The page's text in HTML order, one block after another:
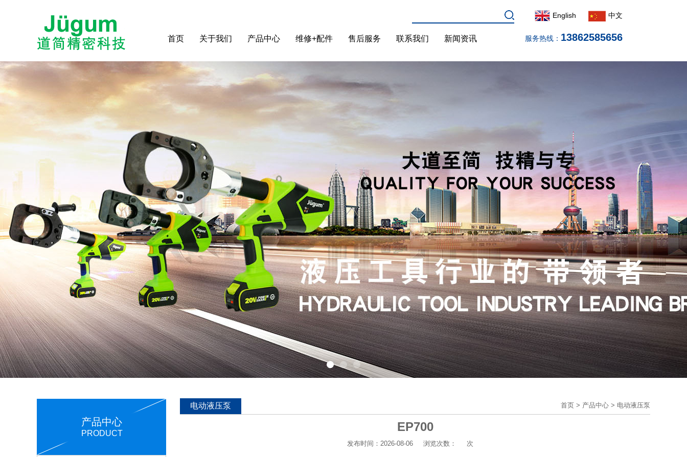
English 中文
首页 关于我们 产品中心 维修+配件 售后服务 联系我们 新闻资讯 服务热线： 13862585656
产品中心
PRODUCT
电动液压泵 首页 > 产品中心 > 电动液压泵
EP700
发布时间：2026-08-06 浏览次数： 次